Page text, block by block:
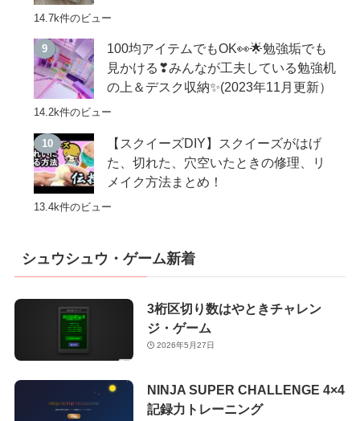
14.7k件のビュー
100均アイテムでもOK👀🌟勉強垢でも
見かける❣みんなが工夫している勉強机
の上＆デスク収納✨(2023年11月更新）
14.2k件のビュー
【スクイーズDIY】スクイーズがはげ
た、切れた、穴空いたときの修理、リ
メイク方法まとめ！
13.4k件のビュー
シュウシュウ・ゲーム新着
3桁区切り数はやときチャレン
ジ・ゲーム
2026年5月27日
NINJA SUPER CHALLENGE 4×4
記録力トレーニング